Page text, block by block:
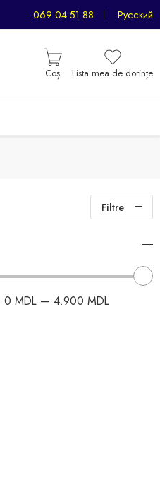
069 04 51 88 Русский
Coș Lista mea de dorințe
Filtre
0 MDL — 4.900 MDL